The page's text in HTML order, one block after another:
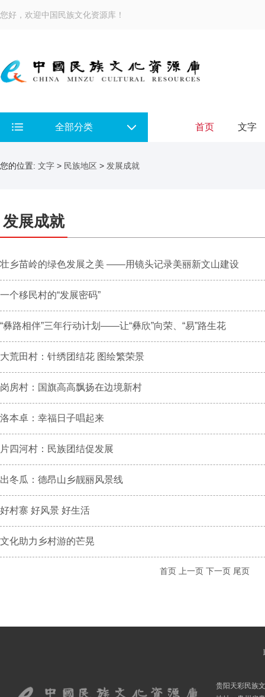
您好，欢迎中国民族文化资源库！
全部分类 首页 文字
您的位置: 文字 > 民族地区 > 发展成就
发展成就
壮乡苗岭的绿色发展之美 ——用镜头记录美丽新文山建设
一个移民村的“发展密码”
“彝路相伴”三年行动计划——让“彝欣”向荣、“易”路生花
大荒田村：针绣团结花 图绘繁荣景
岗房村：国旗高高飘扬在边境新村
洛本卓：幸福日子唱起来
片四河村：民族团结促发展
出冬瓜：德昂山乡靓丽风景线
好村寨 好风景 好生活
文化助力乡村游的芒晃
首页 上一页 下一页 尾页
贵阳天彩民族